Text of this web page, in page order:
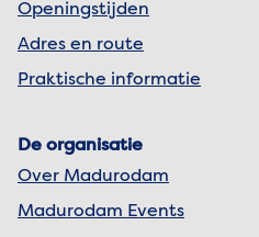
Openingstijden
Adres en route
Praktische informatie
De organisatie
Over Madurodam
Madurodam Events